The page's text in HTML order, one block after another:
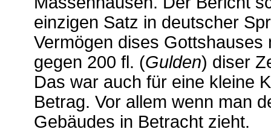
einzigen Satz in deutscher
Vermögen dises Gottshauses
gegen 200 fl. (Gulden) diser
Das war auch für eine kleine
Betrag. Vor allem wenn man
Gebäudes in Betracht zieht.